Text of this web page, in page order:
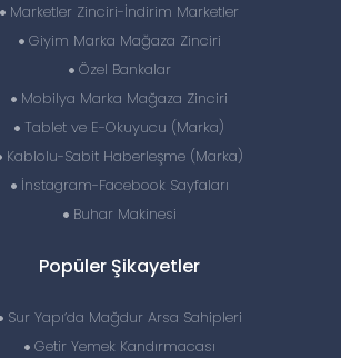
Marketler Zinciri-İndirim Marketler
Giyim Marka Mağaza Zinciri
Özel Bankalar
Mobilya Marka Mağaza Zinciri
Tablet ve E-Okuyucu (Marka)
Kablolu-Sabit Haberleşme (Marka)
İnstagram-Facebook Sayfaları
Buhar Makinesi
Popüler Şikayetler
Sur Yapı’da Mağdur Arsa Sahipleri
Getir Yemek Kandırmacası